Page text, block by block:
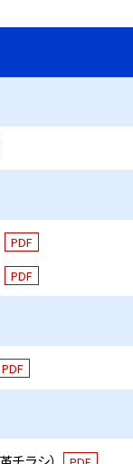
PDF
PDF
PDF